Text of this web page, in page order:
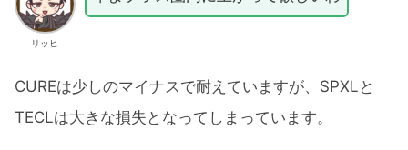
リッヒ
CUREは少しのマイナスで耐えていますが、SPXLと
TECLは大きな損失となってしまっています。